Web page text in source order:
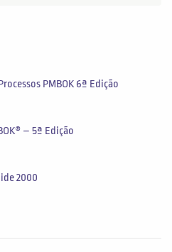
PMBOK 6ª Edição
– 5ª Edição
2000